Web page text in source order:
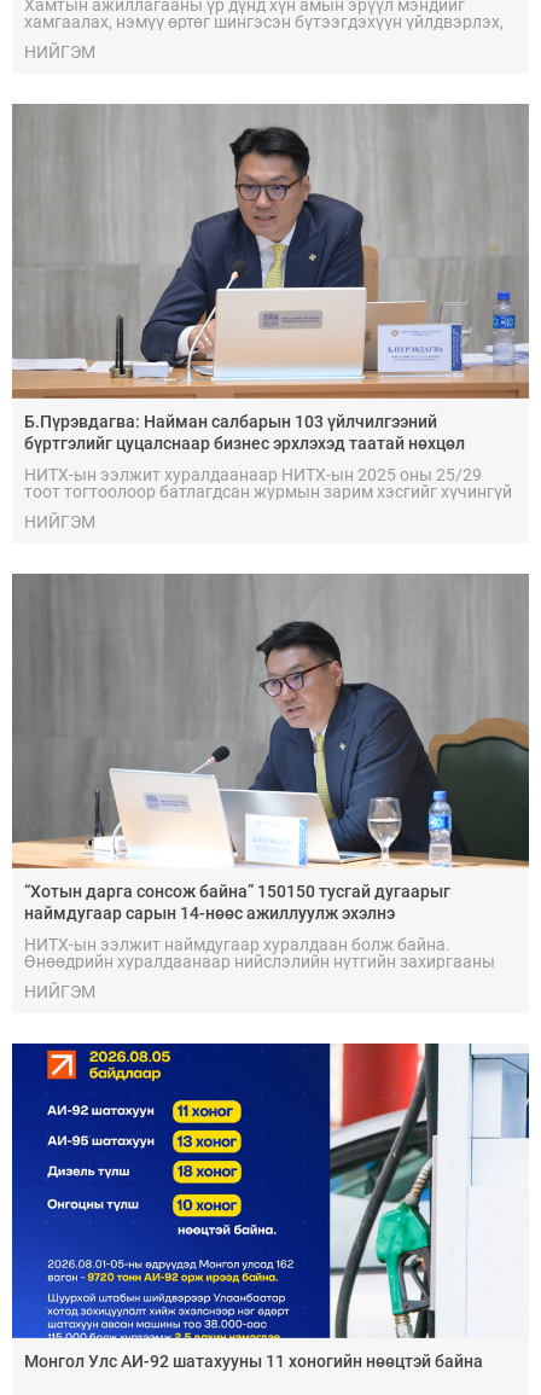
Хамтын ажиллагааны үр дүнд хүн амын эрүүл мэндийг
хамгаалах, нэмүү өртөг шингэсэн бүтээгдэхүүн үйлдвэрлэх,
импортыг орлох бүтээгдэхүүн бий болгож, гадагш чиглэсэн
валютын урсгалыг бууруулах ач холбогдолтой “Нүүрс-
НИЙГЭМ
Б.Пүрэвдагва: Найман салбарын 103 үйлчилгээний
бүртгэлийг цуцалснаар бизнес эрхлэхэд таатай нөхцөл
бүрдэнэ
НИТХ-ын ээлжит хуралдаанаар НИТХ-ын 2025 оны 25/29
тоот тогтоолоор батлагдсан журмын зарим хэсгийг хүчингүй
болгож, зөвшөөрлийн шинжтэй 103 бүртгэлээс нийслэлийн
бизнес эрхлэгчдийг чөлөөллөө.
НИЙГЭМ
“Хотын дарга сонсож байна” 150150 тусгай дугаарыг
наймдугаар сарын 14-нөөс ажиллуулж эхэлнэ
НИТХ-ын ээлжит наймдугаар хуралдаан болж байна.
Өнөөдрийн хуралдаанаар нийслэлийн нутгийн захиргааны
байгууллага, албан тушаалтанд 2025, 2026 оны эхний хагас
жилийн байдлаар иргэдээс ирсэн өргөдөл, гомдлын
НИЙГЭМ
Монгол Улс АИ-92 шатахууны 11 хоногийн нөөцтэй байна